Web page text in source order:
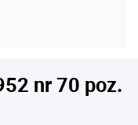
nr 70 poz.